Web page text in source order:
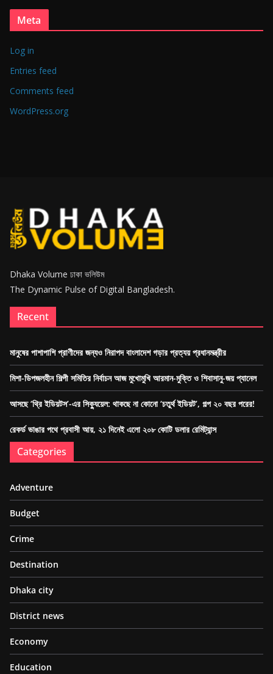
Meta
Log in
Entries feed
Comments feed
WordPress.org
Dhaka Volume ঢাকা ভলিউম
The Dynamic Pulse of Digital Bangladesh.
Recent
মানুষের পাশাপাশি প্রাণীদের জন্যও নিরাপদ বাংলাদেশ গড়ার প্রত্যয় প্রধানমন্ত্রীর
মিশা-ডিপজলহীন শিল্পী সমিতির নির্বাচন আজ মুখোমুখি আরমান-মুক্তি ও শিবাসানু-জয় প্যানেল
আসছে ‘থ্রি ইডিয়টস’-এর সিক্যুয়েল: থাকছে না কোনো ‘চতুর্থ ইডিয়ট’, গল্প ২০ বছর পরের!
রেকর্ড ভাঙার পথে প্রবাসী আয়, ২১ দিনেই এলো ২০৮ কোটি ডলার রেমিট্যান্স
Categories
Adventure
Budget
Crime
Destination
Dhaka city
District news
Economy
Education